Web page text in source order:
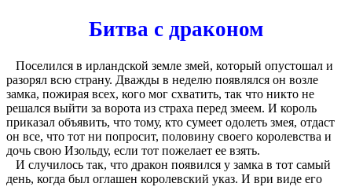
Битва с драконом
Поселился в ирландской земле змей, который опустошал и
разорял всю страну. Дважды в неделю появлялся он возле
замка, пожирая всех, кого мог схватить, так что никто не
решался выйти за ворота из страха перед змеем. И король
приказал объявить, что тому, кто сумеет одолеть змея, отдаст
он все, что тот ни попросит, половину своего королевства и
дочь свою Изольду, если тот пожелает ее взять.
И случилось так, что дракон появился у замка в тот самый
день, когда был оглашен королевский указ. И ври виде его